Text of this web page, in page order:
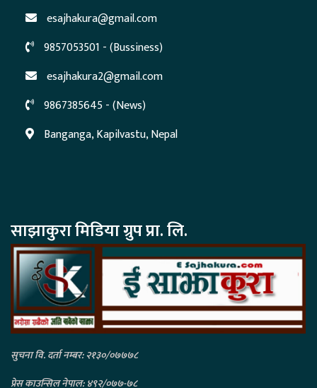
esajhakura@gmail.com
9857053501 - (Bussiness)
esajhakura2@gmail.com
9867385645 - (News)
Banganga, Kapilvastu, Nepal
साझाकुरा मिडिया ग्रुप प्रा. लि.
सुचना वि. दर्ता नम्बर: २१३०/०७७७८
प्रेस काउन्सिल नेपाल: ४९२/०७७-७८